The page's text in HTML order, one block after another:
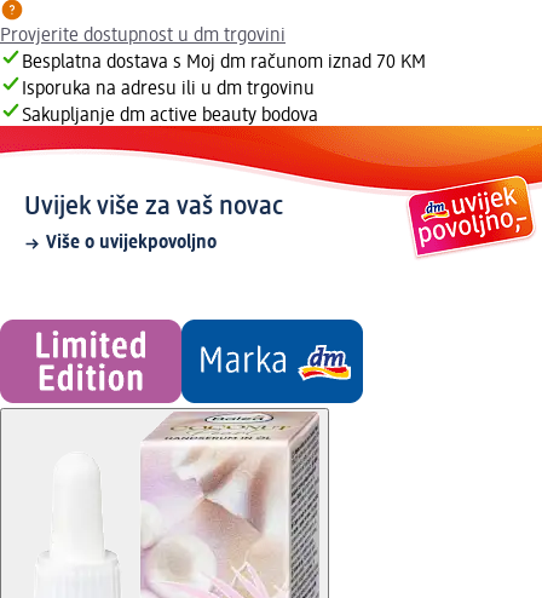
Provjerite dostupnost u dm trgovini
Besplatna dostava s Moj dm računom iznad 70 KM
Isporuka na adresu ili u dm trgovinu
Sakupljanje dm active beauty bodova
Uvijek više za vaš novac
Više o uvijekpovoljno